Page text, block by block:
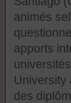
animés
apports
University
des